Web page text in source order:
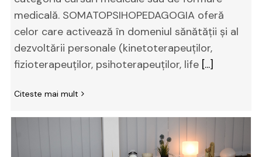
medicală. SOMATOPSIHOPEDAGOGIA oferă
celor care activează în domeniul sănătății și al
dezvoltării personale (kinetoterapeuților,
fizioterapeuților, psihoterapeuților, life [...]
Citeste mai mult